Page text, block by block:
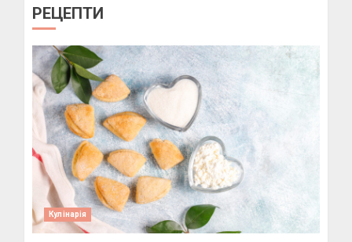
1
11 БЕРЕЗНЯ, 2025
2
Пози для фотографій на
вулиці
10 БЕРЕЗНЯ, 2025
РЕЦЕПТИ
Кулінарія